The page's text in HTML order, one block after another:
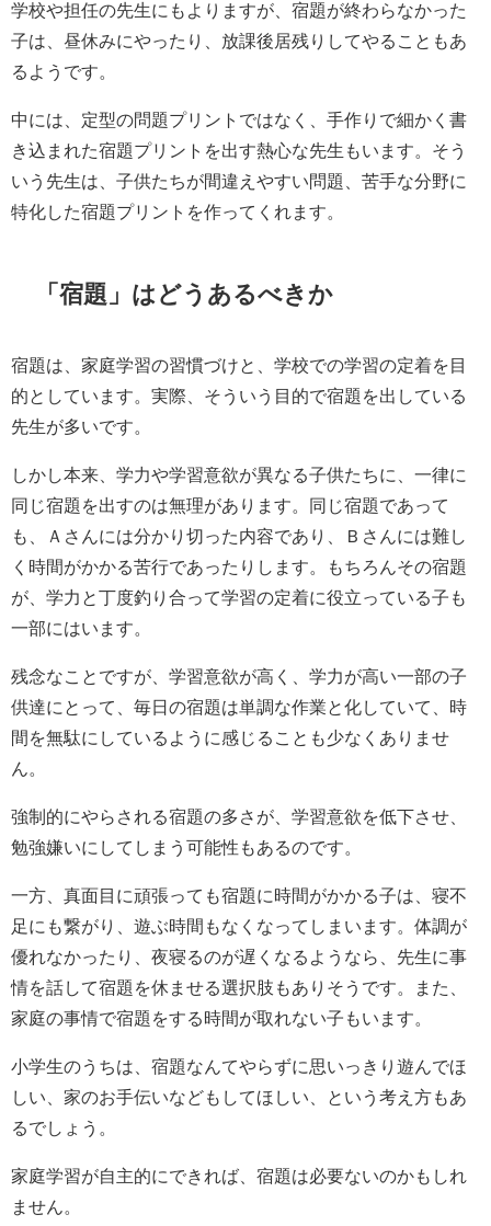
学校や担任の先生にもよりますが、宿題が終わらなかった
子は、昼休みにやったり、放課後居残りしてやることもあ
るようです。
中には、定型の問題プリントではなく、手作りで細かく書
き込まれた宿題プリントを出す熱心な先生もいます。そう
いう先生は、子供たちが間違えやすい問題、苦手な分野に
特化した宿題プリントを作ってくれます。
「宿題」はどうあるべきか
宿題は、家庭学習の習慣づけと、学校での学習の定着を目
的としています。実際、そういう目的で宿題を出している
先生が多いです。
しかし本来、学力や学習意欲が異なる子供たちに、一律に
同じ宿題を出すのは無理があります。同じ宿題であって
も、Ａさんには分かり切った内容であり、Ｂさんには難し
く時間がかかる苦行であったりします。もちろんその宿題
が、学力と丁度釣り合って学習の定着に役立っている子も
一部にはいます。
残念なことですが、学習意欲が高く、学力が高い一部の子
供達にとって、毎日の宿題は単調な作業と化していて、時
間を無駄にしているように感じることも少なくありませ
ん。
強制的にやらされる宿題の多さが、学習意欲を低下させ、
勉強嫌いにしてしまう可能性もあるのです。
一方、真面目に頑張っても宿題に時間がかかる子は、寝不
足にも繋がり、遊ぶ時間もなくなってしまいます。体調が
優れなかったり、夜寝るのが遅くなるようなら、先生に事
情を話して宿題を休ませる選択肢もありそうです。また、
家庭の事情で宿題をする時間が取れない子もいます。
小学生のうちは、宿題なんてやらずに思いっきり遊んでほ
しい、家のお手伝いなどもしてほしい、という考え方もあ
るでしょう。
家庭学習が自主的にできれば、宿題は必要ないのかもしれ
ません。